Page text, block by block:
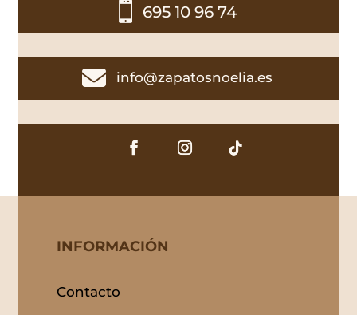
 695 10 96 74
 info@zapatosnoelia.es
INFORMACIÓN
Contacto